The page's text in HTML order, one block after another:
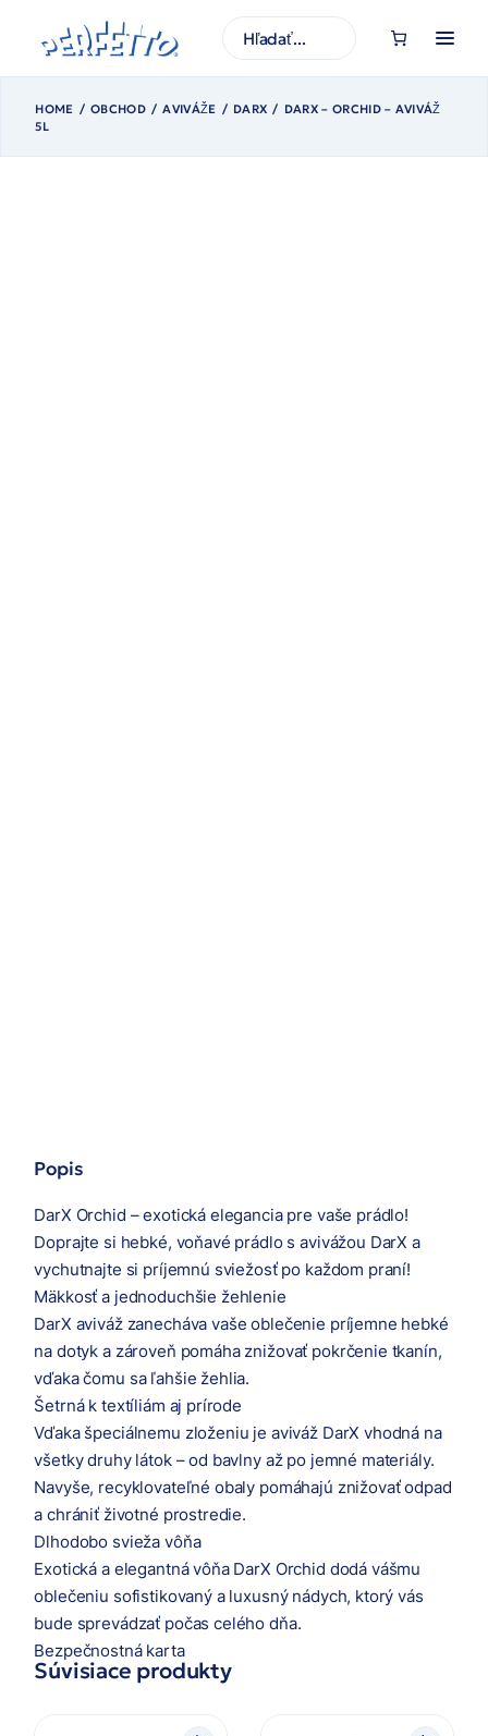
obsah
H
ľ
d
ť
HOME OBCHOD AVIVÁŽE DARX
DARX – ORCHID – AVIVÁŽ
5L
Popis
DarX Orchid – exotická elegancia pre vaše prádlo!
Doprajte si hebké, voňavé prádlo s avivážou DarX a
vychutnajte si príjemnú sviežosť po každom praní!
Mäkkosť a jednoduchšie žehlenie
DarX aviváž zanecháva vaše oblečenie príjemne hebké
na dotyk a zároveň pomáha znižovať pokrčenie tkanín,
vďaka čomu sa ľahšie žehlia.
Šetrná k textíliám aj prírode
Vďaka špeciálnemu zloženiu je aviváž DarX vhodná na
všetky druhy látok – od bavlny až po jemné materiály.
Navyše, recyklovateľné obaly pomáhajú znižovať odpad
a chrániť životné prostredie.
Dlhodobo svieža vôňa
Exotická a elegantná vôňa DarX Orchid dodá vášmu
oblečeniu sofistikovaný a luxusný nádych, ktorý vás
bude sprevádzať počas celého dňa.
Bezpečnostná karta
Súvisiace produkty